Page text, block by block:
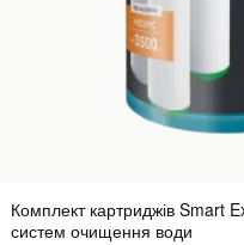
Комплект картриджів Smart
систем очищення води